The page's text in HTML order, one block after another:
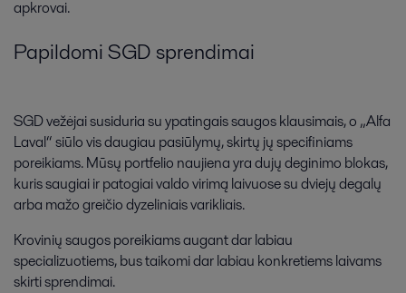
apkrovai.
Papildomi SGD sprendimai
SGD vežėjai susiduria su ypatingais saugos klausimais, o „Alfa
Laval“ siūlo vis daugiau pasiūlymų, skirtų jų specifiniams
poreikiams. Mūsų portfelio naujiena yra dujų deginimo blokas,
kuris saugiai ir patogiai valdo virimą laivuose su dviejų degalų
arba mažo greičio dyzeliniais varikliais.
Krovinių saugos poreikiams augant dar labiau
specializuotiems, bus taikomi dar labiau konkretiems laivams
skirti sprendimai.